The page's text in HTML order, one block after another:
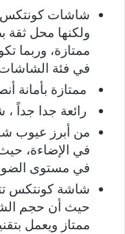
شاشات كونتكس
ولكنها محل ثقة
ممتازة، وربما
في فئة
ممتازة بأمانة
رائعة جدا جداً
من أبرز عيوب
في الإضاءة،
في مستوى
شاشة كونتكس
حيث أن حجم
ممتاز ويعمل